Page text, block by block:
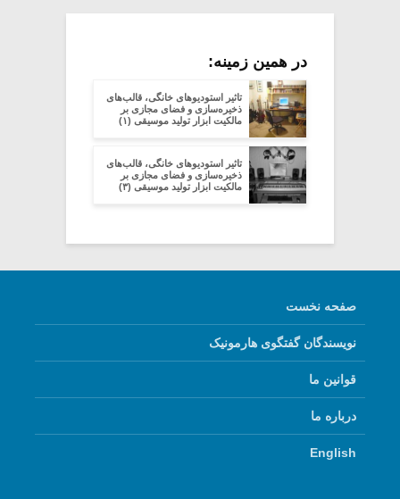
در همین زمینه:
تاثیر استودیو‌های خانگی، قالب‌های
ذخیره‌سازی و فضای مجازی بر
مالکیت ابزار تولید موسیقی (۱)
تاثیر استودیو‌های خانگی، قالب‌های
ذخیره‌سازی و فضای مجازی بر
مالکیت ابزار تولید موسیقی (۳)
صفحه نخست
نویسندگان گفتگوی هارمونیک
قوانین ما
درباره ما
English